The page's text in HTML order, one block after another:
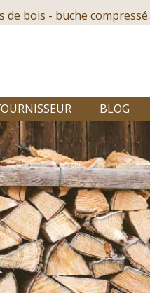
de bois - buche compressé.
BLOG